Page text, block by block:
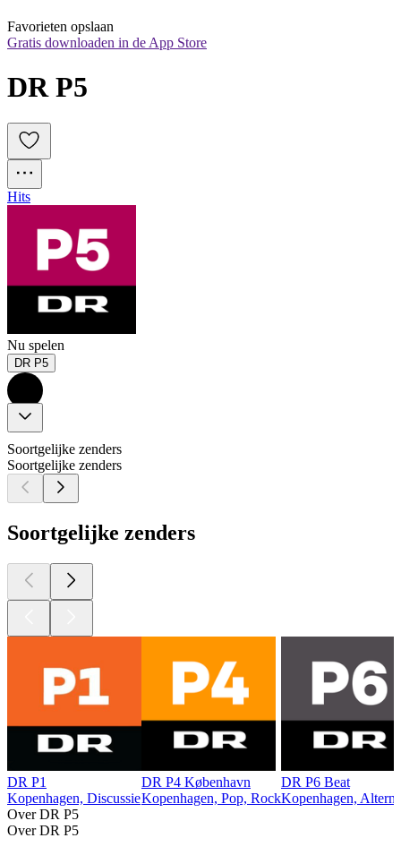
Favorieten opslaan
Gratis downloaden in de App Store
DR P5
Hits
Nu spelen
DR P5
Soortgelijke zenders
Soortgelijke zenders
Soortgelijke zenders
DR P1
Kopenhagen, Discussie
DR P4 København
Kopenhagen, Pop, Rock
DR P6 Beat
Kopenhagen,
Over DR P5
Over DR P5